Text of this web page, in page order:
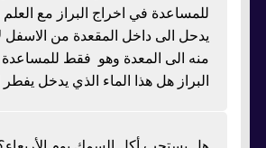
للمساعدة في اخراج البراز مع العلم
يدحل الى داخل المقعدة من
منه الى المعدة وهو فقط
البراز هل هذا الماء الذي يدخل يفطر